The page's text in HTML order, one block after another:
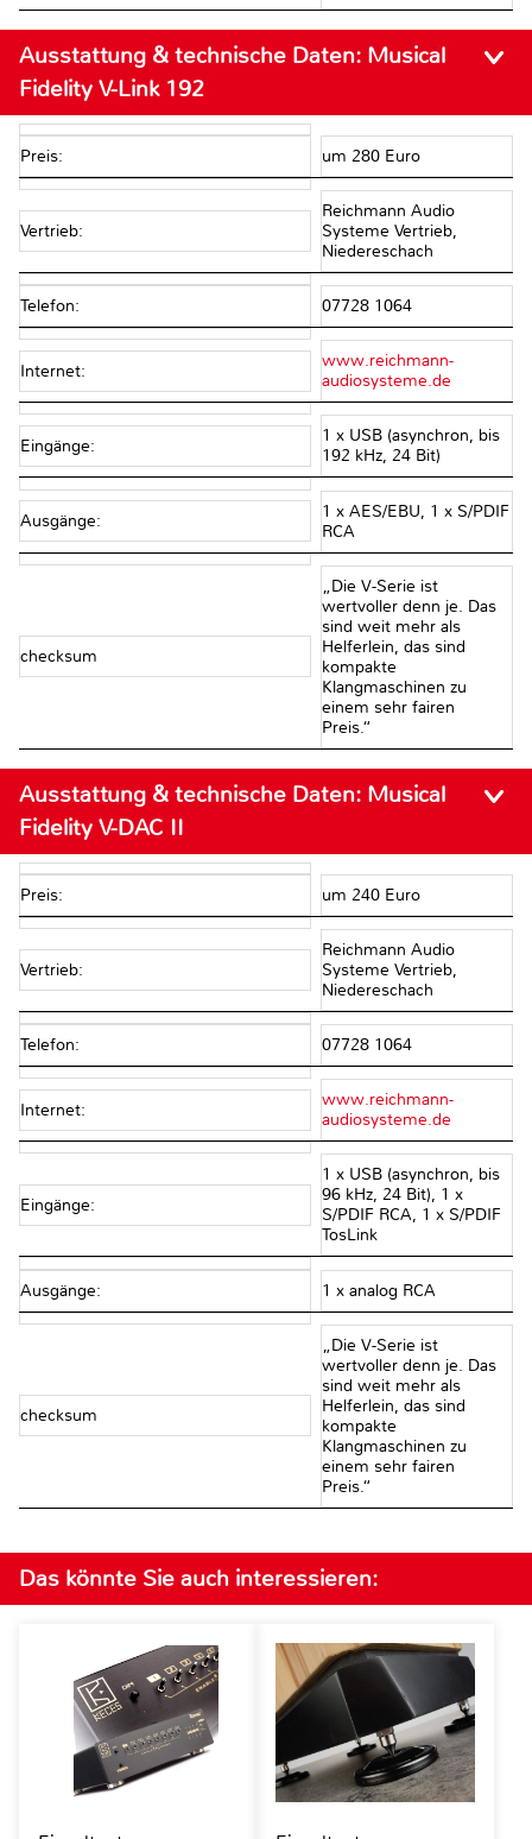
Ausstattung & technische Daten: Musical
Fidelity V-Link 192
Preis: um 280 Euro
Vertrieb:
Reichmann Audio
Systeme Vertrieb,
Niedereschach
Telefon: 07728 1064
Internet:
www.reichmann-
audiosysteme.de
Eingänge:
1 x USB (asynchron, bis
192 kHz, 24 Bit)
Ausgänge:
1 x AES/EBU, 1 x S/PDIF
RCA
checksum
„Die V-Serie ist
wertvoller denn je. Das
sind weit mehr als
Helferlein, das sind
kompakte
Klangmaschinen zu
einem sehr fairen
Preis.“
Ausstattung & technische Daten: Musical
Fidelity V-DAC II
Preis: um 240 Euro
Vertrieb:
Reichmann Audio
Systeme Vertrieb,
Niedereschach
Telefon: 07728 1064
Internet:
www.reichmann-
audiosysteme.de
Eingänge:
1 x USB (asynchron, bis
96 kHz, 24 Bit), 1 x
S/PDIF RCA, 1 x S/PDIF
TosLink
Ausgänge: 1 x analog RCA
checksum
„Die V-Serie ist
wertvoller denn je. Das
sind weit mehr als
Helferlein, das sind
kompakte
Klangmaschinen zu
einem sehr fairen
Preis.“
Das könnte Sie auch interessieren: